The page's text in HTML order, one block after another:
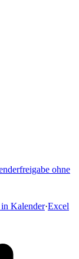
ohne
Kalender·Excel